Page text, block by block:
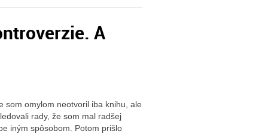
A
som omylom neotvoril iba knihu, ale
rady, že som mal radšej
iným spôsobom. Potom prišlo